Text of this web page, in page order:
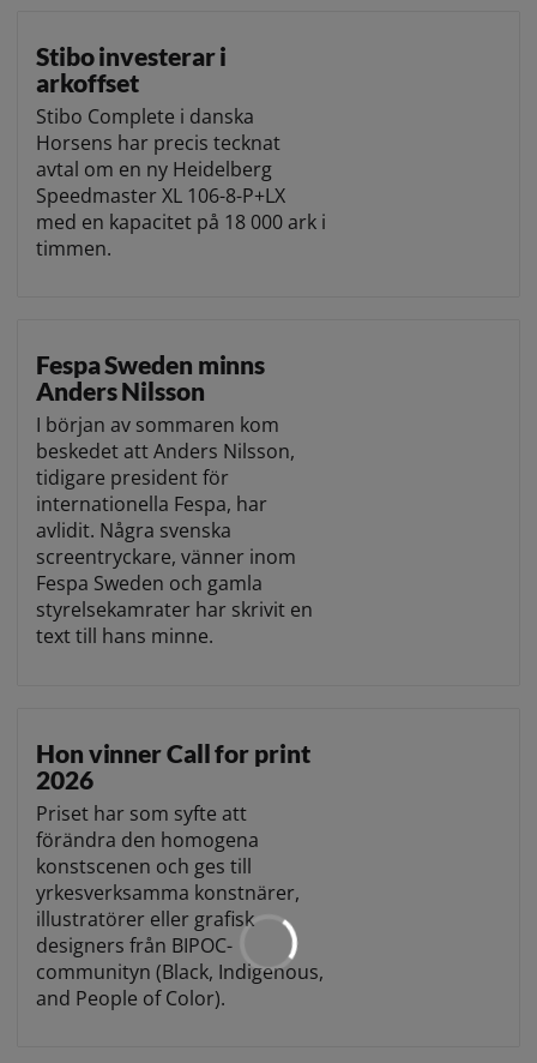
Stibo investerar i
arkoffset
Stibo Complete i danska
Horsens har precis tecknat
avtal om en ny Heidelberg
Speedmaster XL 106-8-P+LX
med en kapacitet på 18 000 ark i
timmen.
Fespa Sweden minns
Anders Nilsson
I början av sommaren kom
beskedet att Anders Nilsson,
tidigare president för
internationella Fespa, har
avlidit. Några svenska
screentryckare, vänner inom
Fespa Sweden och gamla
styrelsekamrater har skrivit en
text till hans minne.
Hon vinner Call for print
2026
Priset har som syfte att
förändra den homogena
konstscenen och ges till
yrkesverksamma konstnärer,
illustratörer eller grafisk
designers från BIPOC-
communityn (Black, Indigenous,
and People of Color).